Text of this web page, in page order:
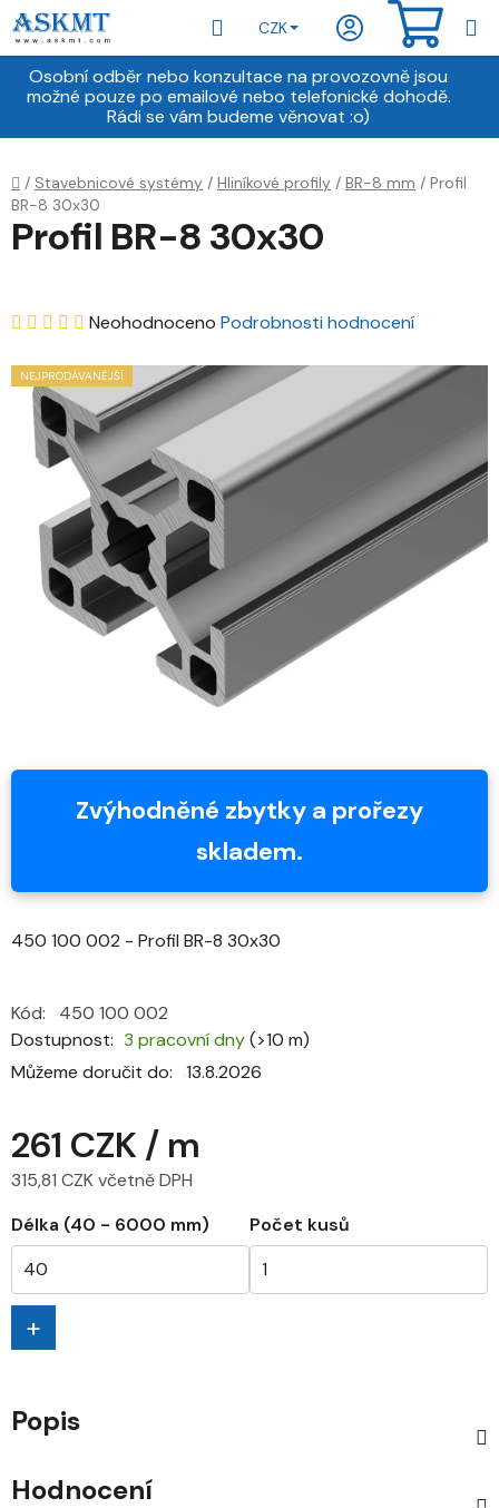
Přejít
na
obsah
Osobní odběr nebo konzultace na provozovně jsou
možné pouze po emailové nebo telefonické dohodě.
Rádi se vám budeme věnovat :o)
Hledat
CZK
Domů
/ Stavebnicové systémy / Hliníkové profily / BR-8 mm / Profil
BR-8 30x30
Zvýhodněné zbytky a prořezy
skladem.
450 100 002 - Profil BR-8 30x30
Dostupnost 3 pracovní dny(>10 m)
Můžeme doručit do:
13.8.2026
Kód: 450 100 002
261 CZK / m
315,81 CZK včetně DPH
Měrná cena:
Délka (40 - 6000 mm) Počet kusů
+
Profil BR-8 30x30
Průměrné
produktu
je
0,0
z
5
hvězdiček.
Neohodnoceno Podrobnosti hodnocení
NEJPRODÁVANĚJŠÍ
Popis
Hodnocení